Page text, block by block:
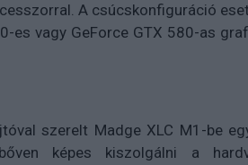
A csúcskonfiguráció
es vagy GeForce GTX 580-as
szerelt Madge XLC M1-be
képes kiszolgálni a